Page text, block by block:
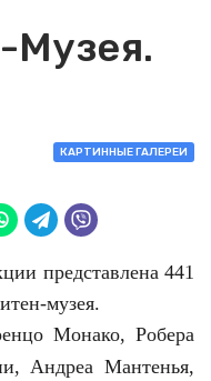
Музея.
КАРТИННЫЕ ГАЛЕРЕИ
представлена 441
музея.
Монако, Робера
Андреа Мантенья,